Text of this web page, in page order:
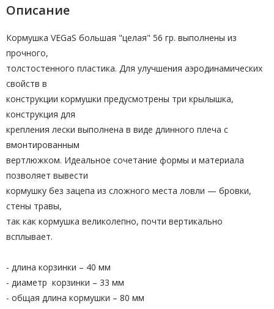
Описание
Кормушка VEGaS большая "целая" 56 гр. выполнены из
прочного,
толстостенного пластика. Для улучшения аэродинамических
свойств в
конструкции кормушки предусмотрены три крылышка,
конструкция для
крепления лески выполнена в виде длинного плеча с
вмонтированным
вертлюжком. Идеальное сочетание формы и материала
позволяет вывести
кормушку без зацепа из сложного места ловли — бровки,
стены травы,
так как кормушка великолепно, почти вертикально
всплывает.
- длина корзинки – 40 мм
- диаметр корзинки – 33 мм
- общая длина кормушки – 80 мм